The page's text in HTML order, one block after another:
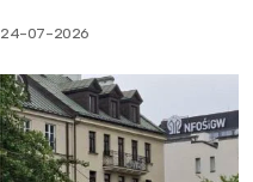
24-07-2026